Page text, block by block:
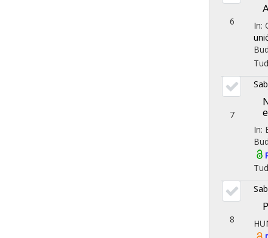
6 In:
7
In:
8